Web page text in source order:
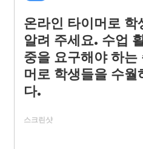
온라인 타이머로
알려 주세요. 수업
중을 요구해야 하
머로 학생들을 수
다.
스크린샷